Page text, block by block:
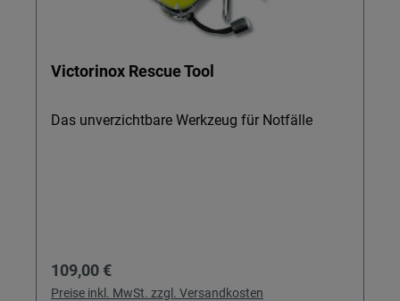
Victorinox Rescue Tool
Das unverzichtbare Werkzeug für Notfälle
Regulärer Preis:
109,00 €
Preise inkl. MwSt. zzgl. Versandkosten